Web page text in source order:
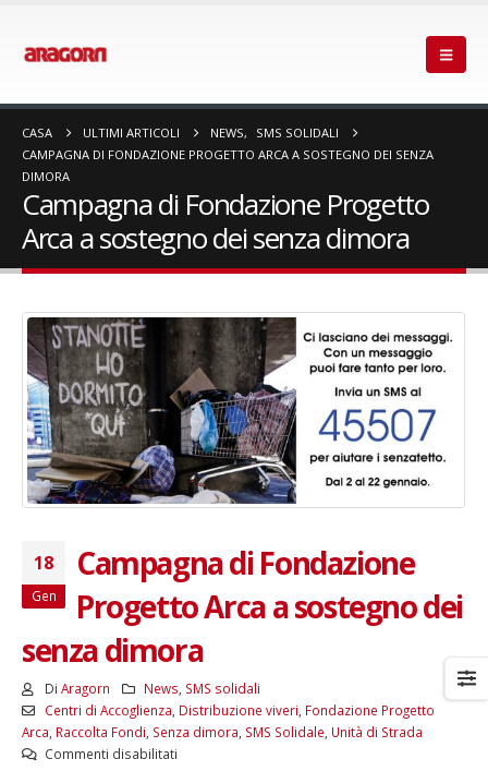
CASA ULTIMI ARTICOLI NEWS,
SMS SOLIDALI
CAMPAGNA DI FONDAZIONE PROGETTO ARCA A SOSTEGNO DEI SENZA
DIMORA
Campagna di Fondazione Progetto
Arca a sostegno dei senza dimora
18
Gen
Campagna di Fondazione
Progetto Arca a sostegno dei
senza dimora
Di Aragorn News, SMS solidali
Centri di Accoglienza, Distribuzione viveri, Fondazione Progetto
Arca, Raccolta Fondi, Senza dimora, SMS Solidale, Unità di Strada
Commenti disabilitatisu